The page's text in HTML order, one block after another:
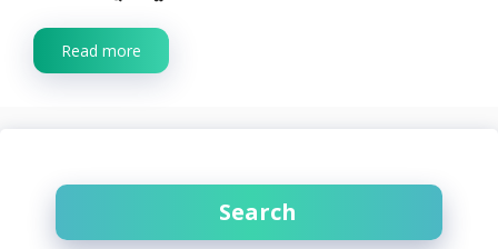
Read more
Search